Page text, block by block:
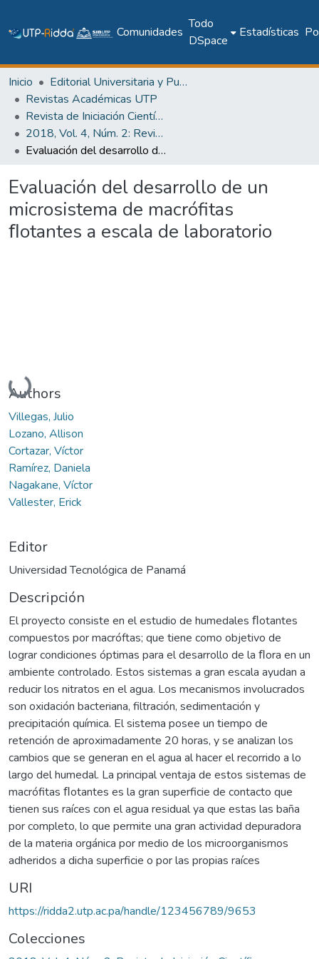
Comunidades
Todo
DSpace
Estadísticas
Inicio
Editorial Universitaria y Publicaciones Seriadas
Revistas Académicas UTP
Revista de Iniciación Científica
2018, Vol. 4, Núm. 2: Revista de Iniciación Científica
Evaluación del desarrollo de un microsistema de macrófitas ﬂotantes a escala de laboratorio
Evaluación del desarrollo de un
microsistema de macrófitas
ﬂotantes a escala de laboratorio
Cargando...
Authors
Villegas, Julio
Lozano, Allison
Cortazar, Víctor
Ramírez, Daniela
Nagakane, Víctor
Vallester, Erick
Editor
Universidad Tecnológica de Panamá
Descripción
El proyecto consiste en el estudio de humedales ﬂotantes
compuestos por macróftas; que tiene como objetivo de
lograr condiciones óptimas para el desarrollo de la ﬂora en un
ambiente controlado. Estos sistemas a gran escala ayudan a
reducir los nitratos en el agua. Los mecanismos involucrados
son oxidación bacteriana, filtración, sedimentación y
precipitación química. El sistema posee un tiempo de
retención de aproximadamente 20 horas, y se analizan los
cambios que se generan en el agua al hacer el recorrido a lo
largo del humedal. La principal ventaja de estos sistemas de
macrófitas ﬂotantes es la gran superficie de contacto que
tienen sus raíces con el agua residual ya que estas las baña
por completo, lo que permite una gran actividad depuradora
de la materia orgánica por medio de los microorganismos
adheridos a dicha superficie o por las propias raíces
URI
https://ridda2.utp.ac.pa/handle/123456789/9653
Colecciones